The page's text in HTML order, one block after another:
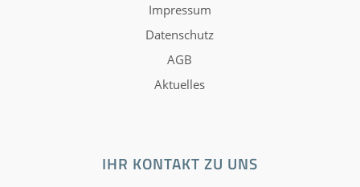
Impressum
Datenschutz
AGB
Aktuelles
IHR KONTAKT ZU UNS